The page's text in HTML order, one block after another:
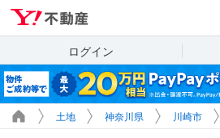
ログイン
土地 神奈川県 川崎市